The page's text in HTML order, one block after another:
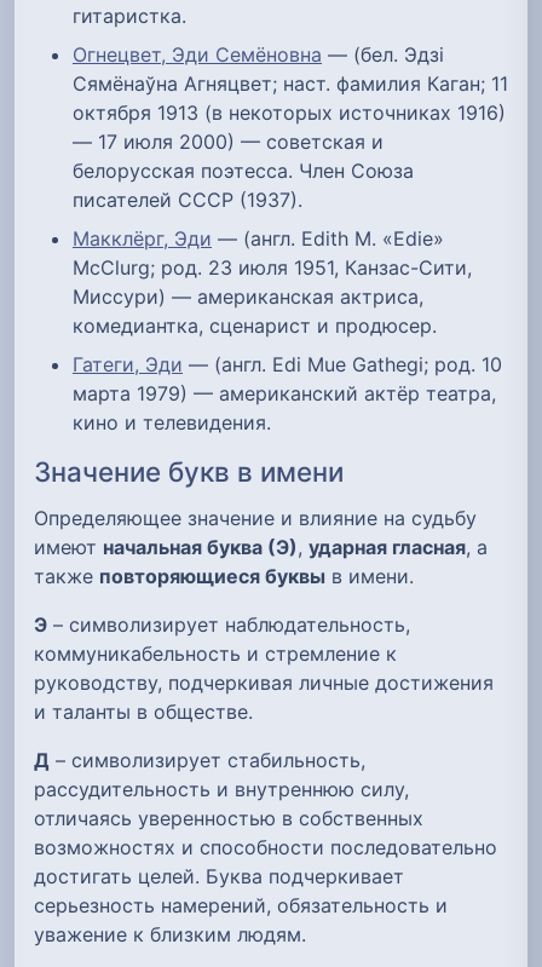
гитаристка.
Огнецвет, Эди Семёновна — (бел. Эдзі
Сямёнаўна Агняцвет; наст. фамилия Каган; 11
октября 1913 (в некоторых источниках 1916)
— 17 июля 2000) — советская и
белорусская поэтесса. Член Союза
писателей СССР (1937).
Макклёрг, Эди — (англ. Edith M. «Edie»
McClurg; род. 23 июля 1951, Канзас-Сити,
Миссури) — американская актриса,
комедиантка, сценарист и продюсер.
Гатеги, Эди — (англ. Edi Mue Gathegi; род. 10
марта 1979) — американский актёр театра,
кино и телевидения.
Значение букв в имени
Определяющее значение и влияние на судьбу
имеют начальная буква (Э), ударная гласная, а
также повторяющиеся буквы в имени.
Э – символизирует наблюдательность,
коммуникабельность и стремление к
руководству, подчеркивая личные достижения
и таланты в обществе.
Д – символизирует стабильность,
рассудительность и внутреннюю силу,
отличаясь уверенностью в собственных
возможностях и способности последовательно
достигать целей. Буква подчеркивает
серьезность намерений, обязательность и
уважение к близким людям.